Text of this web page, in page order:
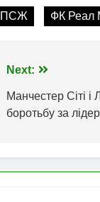
ПСЖ ФК Реал
Next:
Манчестер Сіті і
боротьбу за